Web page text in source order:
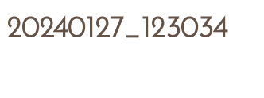
20240127_123034